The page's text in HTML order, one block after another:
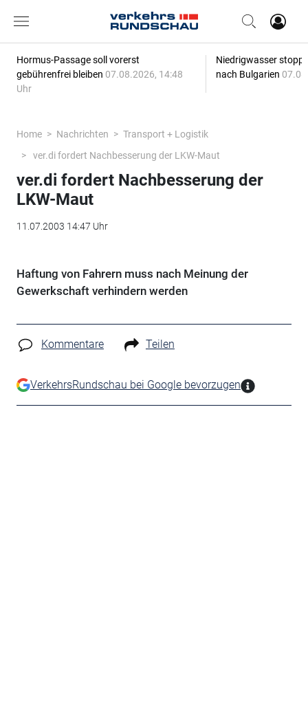
Hormus-Passage soll vorerst
gebührenfrei bleiben 07.08.2026, 14:48
Uhr
Niedrigwasser
nach Bulgarien
Home Nachrichten
Transport + Logistik
ver.di fordert Nachbesserung der LKW-Maut
ver.di fordert Nachbesserung der
LKW-Maut
11.07.2003 14:47 Uhr
Haftung von Fahrern muss nach Meinung der
Gewerkschaft verhindern werden
Kommentare Teilen
VerkehrsRundschau bei Google bevorzugen